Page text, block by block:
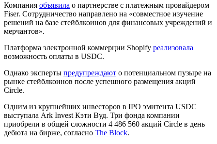
Компания объявила о партнерстве с платежным провайдером
Fiser. Сотрудничество направлено на «совместное изучение
решений на базе стейблкоинов для финансовых учреждений и
мерчантов».
Платформа электронной коммерции Shopify реализовала
возможность оплаты в USDC.
Однако эксперты предупреждают о потенциальном пузыре на
рынке стейблкоинов после успешного размещения акций
Circle.
Одним из крупнейших инвесторов в IPO эмитента USDC
выступала Ark Invest Кэти Вуд. Три фонда компании
приобрели в общей сложности 4 486 560 акций Circle в день
дебюта на бирже, согласно The Block.